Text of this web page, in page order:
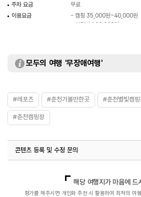
주차 요금
무료
이용요금
- 캠핑 35,000원~40,000원
- 카라반 100,000원
모두의 여행 '무장애여행'
#레포츠 #춘천가볼만한곳 #춘천별빛캠
#춘천캠핑장
콘텐츠 등록 및 수정 문의
해당 여행지가 마음에 드
평가를 해주시면 개인화 추천 시 활용하여 최적의 여